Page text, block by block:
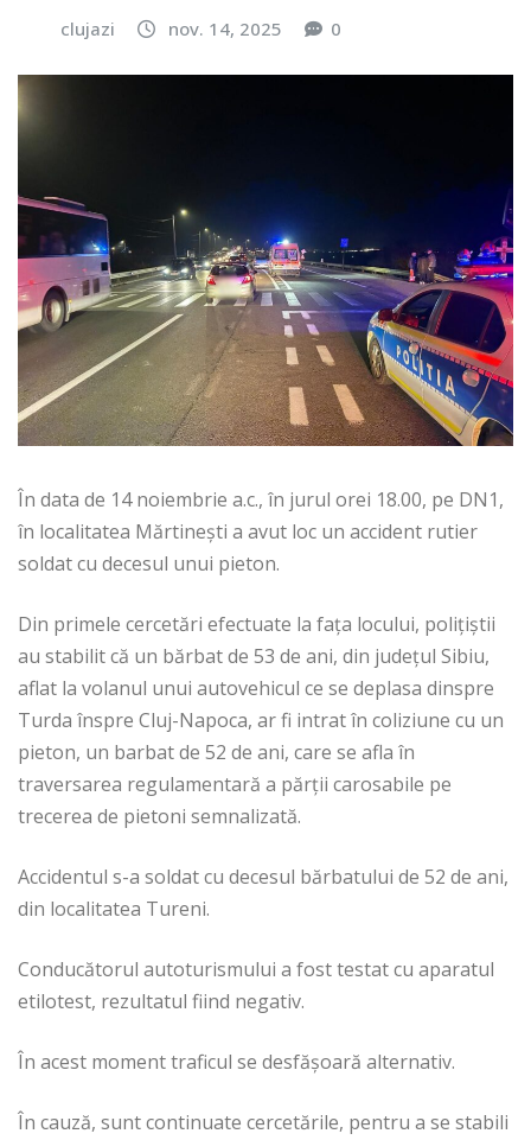
clujazi nov. 14, 2025 0
În data de 14 noiembrie a.c., în jurul orei 18.00, pe DN1,
în localitatea Mărtinești a avut loc un accident rutier
soldat cu decesul unui pieton.
Din primele cercetări efectuate la fața locului, polițiștii
au stabilit că un bărbat de 53 de ani, din județul Sibiu,
aflat la volanul unui autovehicul ce se deplasa dinspre
Turda înspre Cluj-Napoca, ar fi intrat în coliziune cu un
pieton, un barbat de 52 de ani, care se afla în
traversarea regulamentară a părții carosabile pe
trecerea de pietoni semnalizată.
Accidentul s-a soldat cu decesul bărbatului de 52 de ani,
din localitatea Tureni.
Conducătorul autoturismului a fost testat cu aparatul
etilotest, rezultatul fiind negativ.
În acest moment traficul se desfășoară alternativ.
În cauză, sunt continuate cercetările, pentru a se stabili